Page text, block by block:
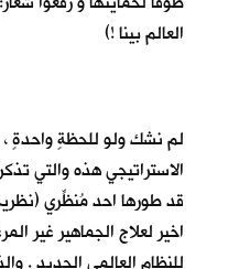
العالم بينا !)
لم نشك ولو للحظةٍ واحدةٍ
الاستراتيجي هذه والتي
قد طورها احد مُنظِّري
اخير لعلاج الجماهير غير